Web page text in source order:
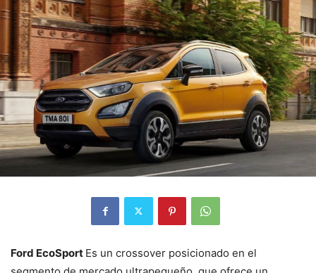
Ford EcoSport Es un crossover posicionado en el